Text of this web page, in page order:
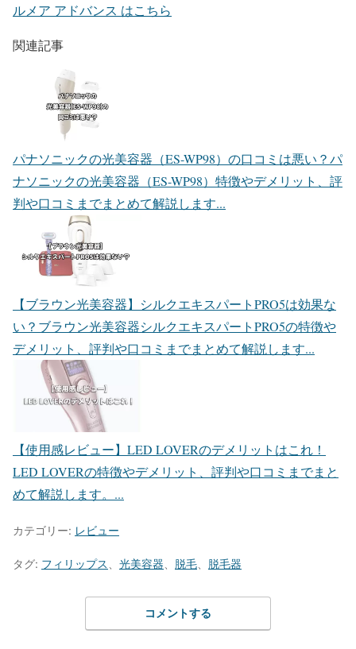
ルメア アドバンス はこちら
関連記事
パナソニックの光美容器（ES-WP98）の口コミは悪い？パ
ナソニックの光美容器（ES-WP98）特徴やデメリット、評
判や口コミまでまとめて解説します...
【ブラウン光美容器】シルクエキスパートPRO5は効果な
い？ ブラウン光美容器シルクエキスパートPRO5の特徴や
デメリット、評判や口コミまでまとめて解説します...
【使用感レビュー】LED LOVERのデメリットはこれ！
LED LOVERの特徴やデメリット、評判や口コミまでまと
めて解説します。...
カテゴリー: レビュー
タグ: フィリップス 光美容器 脱毛 脱毛器
コメントする